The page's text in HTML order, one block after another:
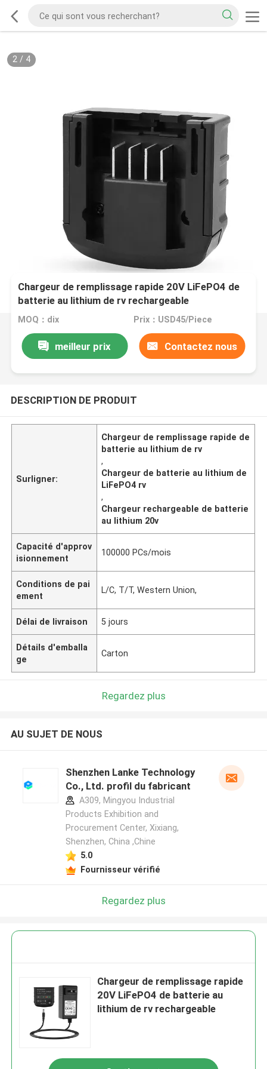
2/ 4
Chargeur de remplissage rapide 20V LiFePO4 de
batterie au lithium de rv rechargeable
MOQ：dix Prix：USD45/Piece
meilleur prix Contactez nous
DESCRIPTION DE PRODUIT
Surligner:
Chargeur de remplissage rapide de
batterie au lithium de rv
,
Chargeur de batterie au lithium de
LiFePO4 rv
,
Chargeur rechargeable de batterie
au lithium 20v
Capacité d'approv
isionnement
100000 PCs/mois
Conditions de pai
ement
L/C, T/T, Western Union,
Délai de livraison 5 jours
Détails d'emballa
ge
Carton
Regardez plus
AU SUJET DE NOUS
Shenzhen Lanke Technology
Co., Ltd. profil du fabricant
A309, Mingyou Industrial
Products Exhibition and
Procurement Center, Xixiang,
Shenzhen, China ,Chine
5.0
Fournisseur vérifié
Regardez plus
Chargeur de remplissage rapide
20V LiFePO4 de batterie au
lithium de rv rechargeable